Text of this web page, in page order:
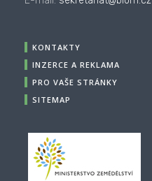
KONTAKTY
INZERCE A REKLAMA
PRO VAŠE STRÁNKY
SITEMAP